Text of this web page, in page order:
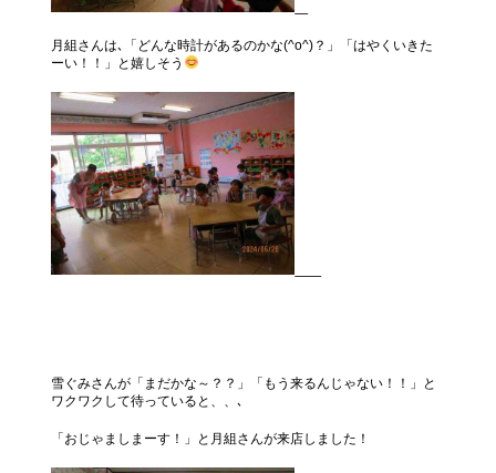
月組さんは､「どんな時計があるのかな(^o^)？」「はやくいきた
ーい！！」と嬉しそう
雪ぐみさんが「まだかな～？？」「もう来るんじゃない！！」と
ワクワクして待っていると、、､
「おじゃましまーす！」と月組さんが来店しました！